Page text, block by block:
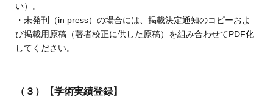
い）。
・未発刊（in press）の場合には、掲載決定通知のコピーおよ
び掲載用原稿（著者校正に供した原稿）を組み合わせてPDF化
してください。
（３） 【学術実績登録】